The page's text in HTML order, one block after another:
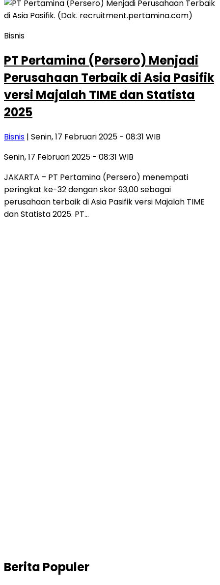
Bisnis
PT Pertamina (Persero) Menjadi
Perusahaan Terbaik di Asia Pasifik
versi Majalah TIME dan Statista
2025
Bisnis | Senin, 17 Februari 2025 - 08:31 WIB
Senin, 17 Februari 2025 - 08:31 WIB
JAKARTA – PT Pertamina (Persero) menempati
peringkat ke-32 dengan skor 93,00 sebagai
perusahaan terbaik di Asia Pasifik versi Majalah TIME
dan Statista 2025. PT…
Berita Populer